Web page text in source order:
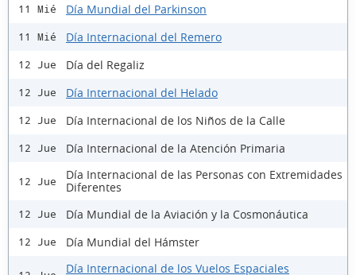
11 Mié Día Mundial del Parkinson
11 Mié Día Internacional del Remero
12 Jue Día del Regaliz
12 Jue Día Internacional del Helado
12 Jue Día Internacional de los Niños de la Calle
12 Jue Día Internacional de la Atención Primaria
12 Jue
Día Internacional de las Personas con Extremidades
Diferentes
12 Jue Día Mundial de la Aviación y la Cosmonáutica
12 Jue Día Mundial del Hámster
Día Internacional de los Vuelos Espaciales